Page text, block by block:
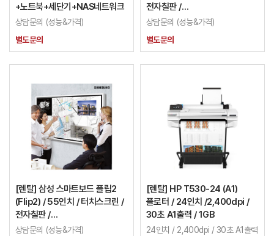
+노트북+세단기+NAS네트워크
상담문의 (성능&가격)
별도문의
전자칠판 /
LH65WMRWBGCXKR
상담문의 (성능&가격)
별도문의
[렌탈] 삼성 스마트보드 플립2
(Flip2) / 55인치 / 터치스크린 /
전자칠판 /
LH55WMRWBGCXKR
상담문의 (성능&가격)
[렌탈] HP T530-24 (A1)
플로터 / 24인치 /2,400dpi /
30초 A1출력 / 1GB
24인치 / 2,400dpi / 30초 A1출력